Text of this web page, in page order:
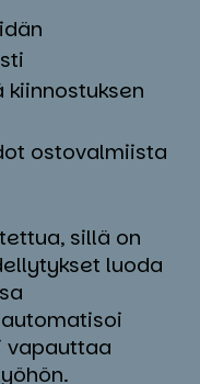
ostovalmiista
sillä on
luoda
vapauttaa